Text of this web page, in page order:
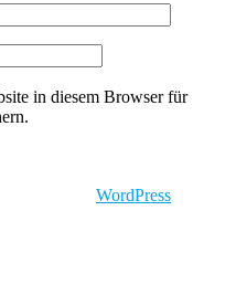
in diesem Browser für
WordPress